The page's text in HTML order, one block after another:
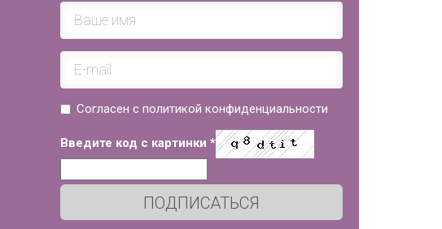
Согласен с политикой конфиденциальности
Введите код с картинки*
ПОДПИСАТЬСЯ